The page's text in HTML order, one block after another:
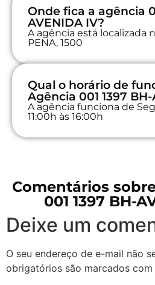
Onde fica a agência
AVENIDA IV?
A agência está localizada
PENA, 1500
Qual o horário de
Agência 001 1397
A agência funciona de
11:00h às 16:00h
Comentários
001 1397 BH-
Deixe um
O seu endereço de e-mail não
obrigatórios são marcados com